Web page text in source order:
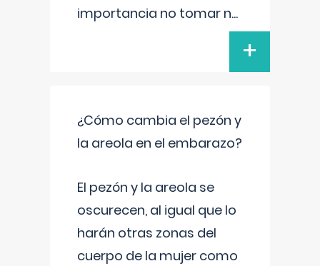
importancia no tomar n...
+
¿Cómo cambia el pezón y
la areola en el embarazo?
El pezón y la areola se
oscurecen, al igual que lo
harán otras zonas del
cuerpo de la mujer como